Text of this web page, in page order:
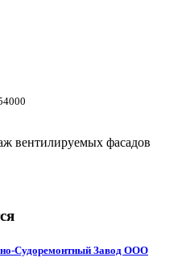
вентилируемых фасадов
Судоремонтный Завод ООО